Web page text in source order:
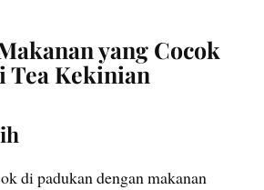
yang Cocok
Tea Kekinian
di padukan dengan makanan